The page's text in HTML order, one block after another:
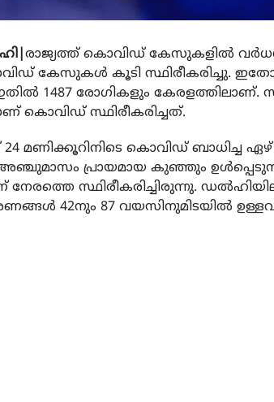
രാജ്യത്ത് കൊവിഡ് കേസുകളില്‍
കേസുകള്‍ കൂടി സ്ഥിരീകരിച്ചു.
1487 രോഗികളും കേരളത്തിലാണ്.
കൊവിഡ് സ്ഥിരീകരിച്ചത്.
24 മണിക്കൂറിനിടെ കൊവിഡ് ബാധിച്ച ഏഴ്
പ്രായമായ കുഞ്ഞും
സ്ഥിരീകരിച്ചിരുന്നു.
42നും 87 വയസിനുമിടയില്‍